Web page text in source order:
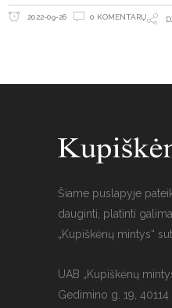
2022-09-26 0 KOMENTARŲ
Šiame puslapyje
dauginti, platinti
„Kupiškėnų mintys“
UAB „Kupiškėnų
Gedimino g. 19, 40114